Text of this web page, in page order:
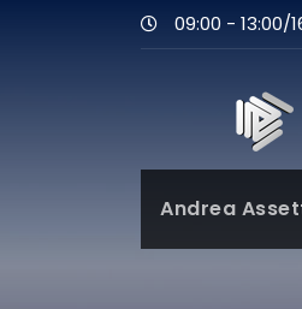
09:00 - 13:00/
Andrea